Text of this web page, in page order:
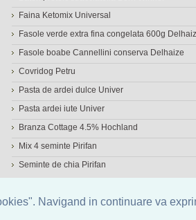
Navigand in continuare va
Faina Ketomix Universal
Fasole verde extra fina congelata 600g
Fasole boabe Cannellini conserva Delhaize
Covridog Petru
Pasta de ardei dulce Univer
Pasta ardei iute Univer
Branza Cottage 4.5% Hochland
Mix 4 seminte Pirifan
Seminte de chia Pirifan
© 2006-2026 OneDen.com|Cautare avansata